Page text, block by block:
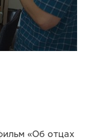
«Об отцах